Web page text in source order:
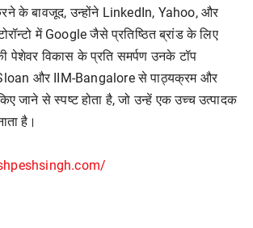
के बावजूद, उन्होंने LinkedIn, Yahoo, और
में Google जैसे प्रतिष्ठित ब्रांड के लिए
पेशेवर विकास के प्रति समर्पण उनके टॉप
और IIM-Bangalore से पाठ्यक्रम और
जाने से स्पष्ट होता है, जो उन्हें एक उच्च उत्पादक
है।